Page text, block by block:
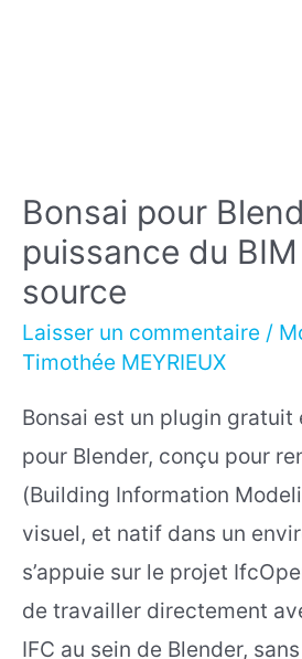
Bonsai pour
puissance du
source
Laisser un commentaire /
Timothée MEYRIEUX
Bonsai est un plugin gratuit
pour Blender, conçu pour
(Building Information
visuel, et natif dans un
s’appuie sur le projet
de travailler directement
IFC au sein de Blender,